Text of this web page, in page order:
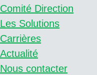
Comité Direction
Les Solutions
Carrières
Actualité
Nous contacter